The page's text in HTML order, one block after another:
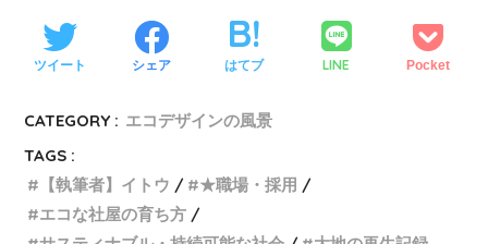
ツイート シェア はてブ LINE Pocket
CATEGORY : エコデザインの風景
TAGS :
【執筆者】イトウ
★職場・採用
エコな社屋の育ち方